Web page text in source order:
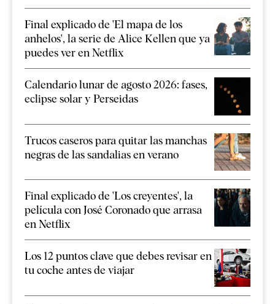
Final explicado de 'El mapa de los
anhelos', la serie de Alice Kellen que ya
puedes ver en Netflix
Calendario lunar de agosto 2026: fases,
eclipse solar y Perseidas
Trucos caseros para quitar las manchas
negras de las sandalias en verano
Final explicado de 'Los creyentes', la
película con José Coronado que arrasa
en Netflix
Los 12 puntos clave que debes revisar en
tu coche antes de viajar